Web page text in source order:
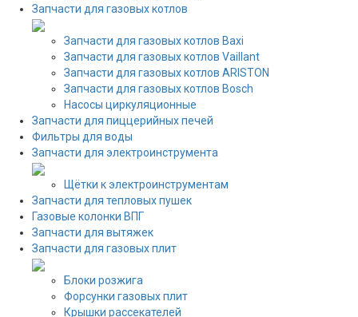
Запчасти для газовых котлов
Запчасти для газовых котлов Baxi
Запчасти для газовых котлов Vaillant
Запчасти для газовых котлов ARISTON
Запчасти для газовых котлов Bosch
Насосы циркуляционные
Запчасти для пиццерийных печей
Фильтры для воды
Запчасти для электроинструмента
Щётки к электроинструментам
Запчасти для тепловых пушек
Газовые колонки ВПГ
Запчасти для вытяжек
Запчасти для газовых плит
Блоки розжига
Форсунки газовых плит
Крышки рассекателей